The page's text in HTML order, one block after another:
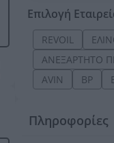
Επιλογή
REVOIL
ΑΝΕΞΑΡΤΗΤΟ
AVIN
BP
Πληροφορίες